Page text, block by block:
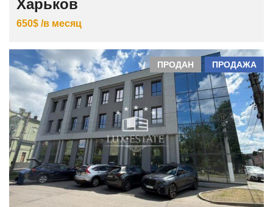
Харьков
650$ /в месяц
ПРОДАЖА
ПРОДАН